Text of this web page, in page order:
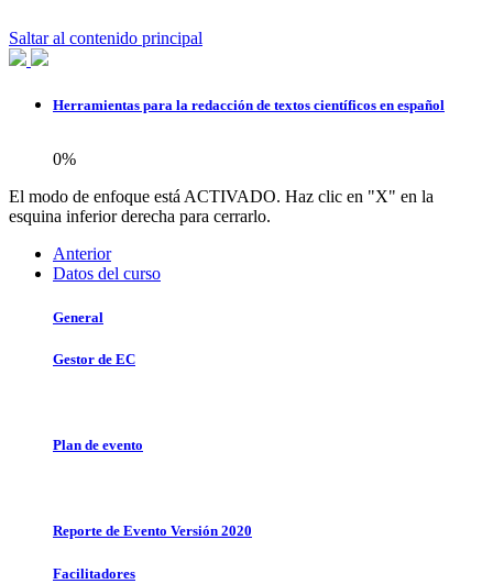
Saltar al contenido principal
Herramientas para la redacción de textos científicos en español
0%
El modo de enfoque está ACTIVADO. Haz clic en "X" en la
esquina inferior derecha para cerrarlo.
Anterior
Datos del curso
General
Gestor de EC
Plan de evento
Reporte de Evento Versión 2020
Facilitadores